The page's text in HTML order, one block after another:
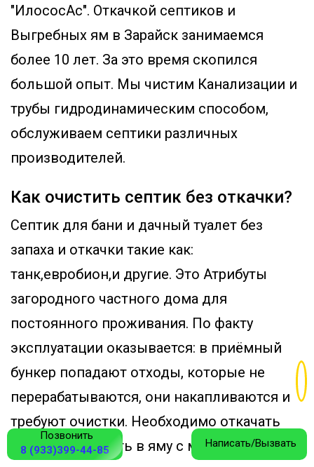
"ИлососАс". Откачкой септиков и
Выгребных ям в Зарайск занимаемся
более 10 лет. За это время скопился
большой опыт. Мы чистим Канализации и
трубы гидродинамическим способом,
обслуживаем септики различных
производителей.
Как очистить септик без откачки?
Септик для бани и дачный туалет без
запаха и откачки такие как:
танк,евробион,и другие. Это Атрибуты
загородного частного дома для
постоянного проживания. По факту
эксплуатации оказывается: в приёмный
бункер попадают отходы, которые не
перерабатываются, они накапливаются и
требуют очистки. Необходимо откачать
всю воду, залезть в яму с мойкой
Позвонить
8 (933)399-44-85
Написать/Вызвать